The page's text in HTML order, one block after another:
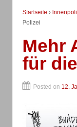
Startseite ›
Polizei
Mehr
für
Posted on 12.